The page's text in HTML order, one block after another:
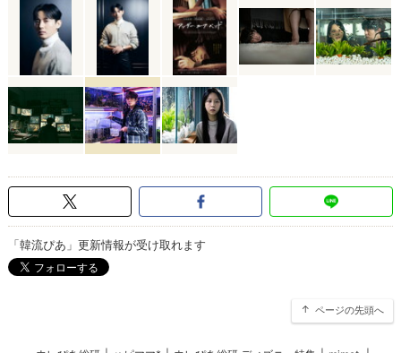
「韓流ぴあ」更新情報が受け取れます
ページの先頭へ